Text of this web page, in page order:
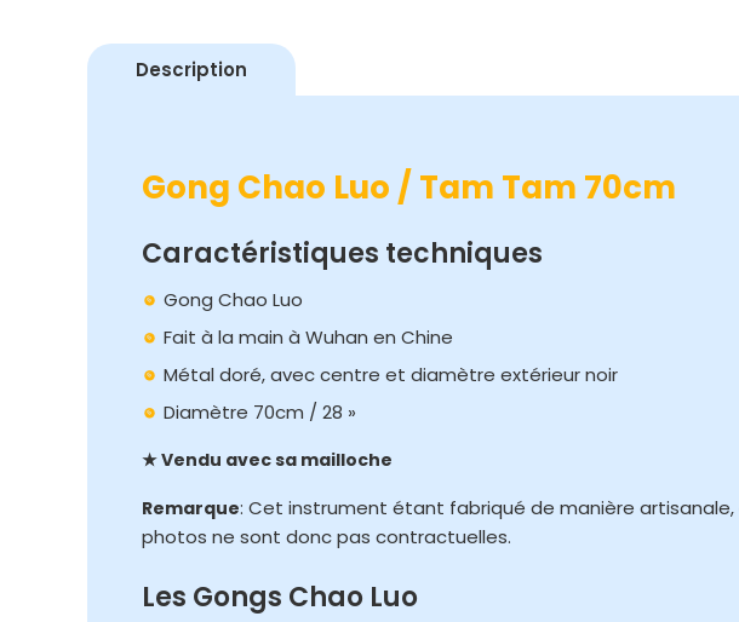
Description
Gong Chao Luo / Tam Tam 70cm
Caractéristiques techniques
Gong Chao Luo
Fait à la main à Wuhan en Chine
Métal doré, avec centre et diamètre extérieur noir
Diamètre 70cm / 28 »
★ Vendu avec sa mailloche
Remarque: Cet instrument étant fabriqué de manière
photos ne sont donc pas contractuelles.
Les Gongs Chao Luo